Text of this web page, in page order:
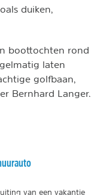
duiken,
boottochten rond
laten
golfbaan,
Bernhard Langer.
van een vakantie